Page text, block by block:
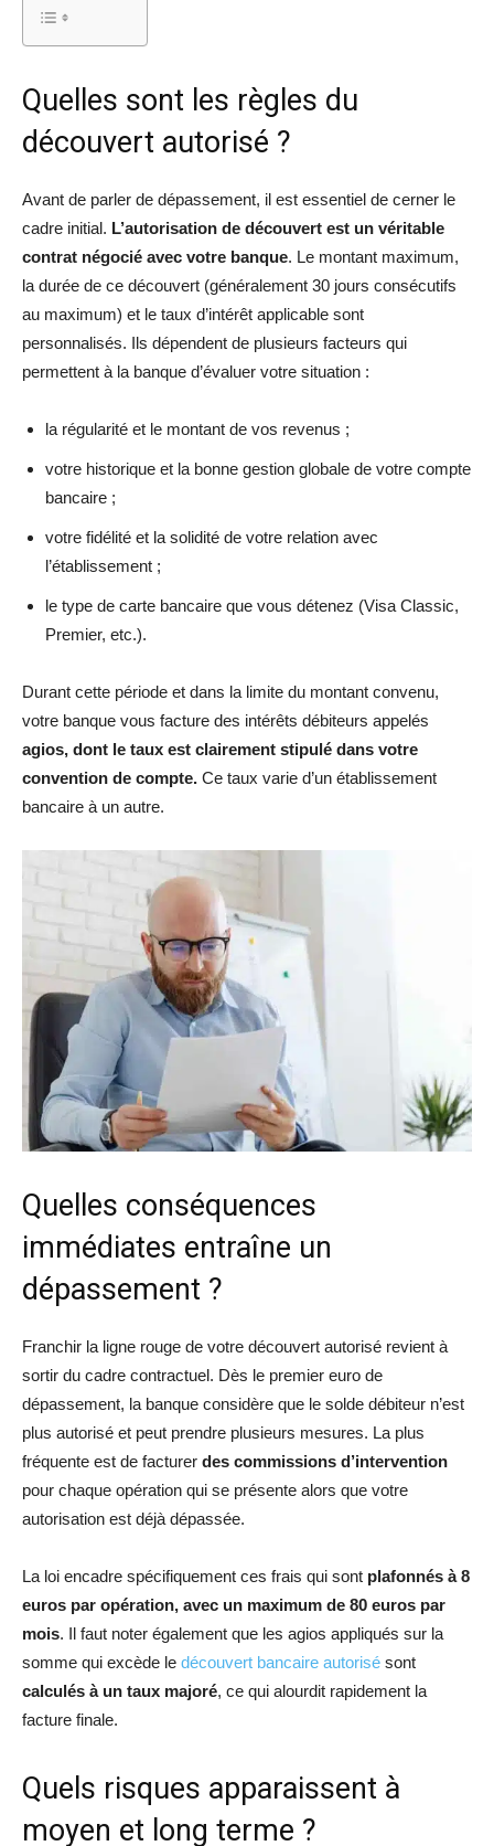
Quelles sont les règles du
découvert autorisé ?
Avant de parler de dépassement, il est essentiel de cerner le
cadre initial. L’autorisation de découvert est un véritable
contrat négocié avec votre banque. Le montant maximum,
la durée de ce découvert (généralement 30 jours consécutifs
au maximum) et le taux d’intérêt applicable sont
personnalisés. Ils dépendent de plusieurs facteurs qui
permettent à la banque d’évaluer votre situation :
la régularité et le montant de vos revenus ;
votre historique et la bonne gestion globale de votre compte
bancaire ;
votre fidélité et la solidité de votre relation avec
l’établissement ;
le type de carte bancaire que vous détenez (Visa Classic,
Premier, etc.).
Durant cette période et dans la limite du montant convenu,
votre banque vous facture des intérêts débiteurs appelés
agios, dont le taux est clairement stipulé dans votre
convention de compte. Ce taux varie d’un établissement
bancaire à un autre.
Quelles conséquences
immédiates entraîne un
dépassement ?
Franchir la ligne rouge de votre découvert autorisé revient à
sortir du cadre contractuel. Dès le premier euro de
dépassement, la banque considère que le solde débiteur n’est
plus autorisé et peut prendre plusieurs mesures. La plus
fréquente est de facturer des commissions d’intervention
pour chaque opération qui se présente alors que votre
autorisation est déjà dépassée.
La loi encadre spécifiquement ces frais qui sont plafonnés à 8
euros par opération, avec un maximum de 80 euros par
mois. Il faut noter également que les agios appliqués sur la
somme qui excède le découvert bancaire autorisé sont
calculés à un taux majoré, ce qui alourdit rapidement la
facture finale.
Quels risques apparaissent à
moyen et long terme ?